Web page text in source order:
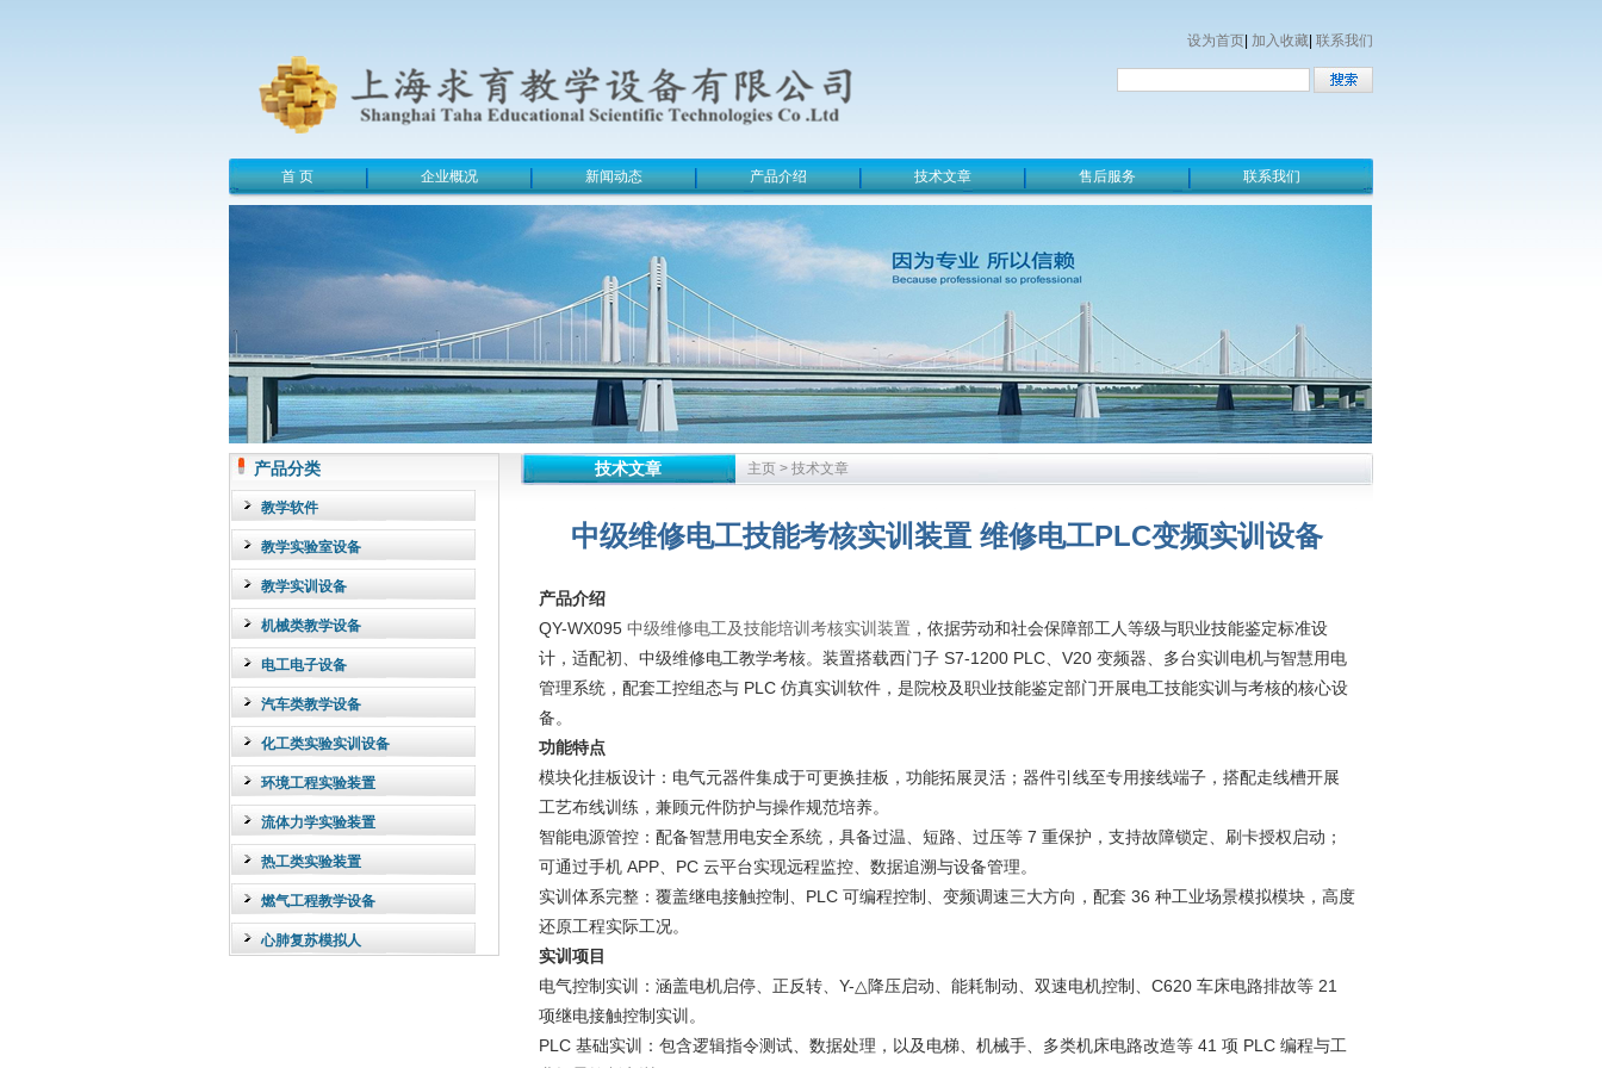
设为首页 加入收藏 联系我们
首 页 企业概况 新闻动态 产品介绍 技术文章 售后服务 联系我们
产品分类
教学软件
教学实验室设备
教学实训设备
机械类教学设备
电工电子设备
汽车类教学设备
化工类实验实训设备
环境工程实验装置
流体力学实验装置
热工类实验装置
燃气工程教学设备
心肺复苏模拟人
技术文章 主页 > 技术文章
中级维修电工技能考核实训装置 维修电工PLC变频实训设备
产品介绍
QY-WX095 中级维修电工及技能培训考核实训装置 ，依据劳动和社会保障部工人等级与职业技能鉴定标准设
计，适配初、中级维修电工教学考核。装置搭载西门子 S7-1200 PLC、V20 变频器、多台实训电机与智慧用电
管理系统，配套工控组态与 PLC 仿真实训软件，是院校及职业技能鉴定部门开展电工技能实训与考核的核心设
备。
功能特点
模块化挂板设计：电气元器件集成于可更换挂板，功能拓展灵活；器件引线至专用接线端子，搭配走线槽开展
工艺布线训练，兼顾元件防护与操作规范培养。
智能电源管控：配备智慧用电安全系统，具备过温、短路、过压等 7 重保护，支持故障锁定、刷卡授权启动；
可通过手机 APP、PC 云平台实现远程监控、数据追溯与设备管理。
实训体系完整：覆盖继电接触控制、PLC 可编程控制、变频调速三大方向，配套 36 种工业场景模拟模块，高度
还原工程实际工况。
实训项目
电气控制实训：涵盖电机启停、正反转、Y-△降压启动、能耗制动、双速电机控制、C620 车床电路排故等 21
项继电接触控制实训。
PLC 基础实训：包含逻辑指令测试、数据处理，以及电梯、机械手、多类机床电路改造等 41 项 PLC 编程与工